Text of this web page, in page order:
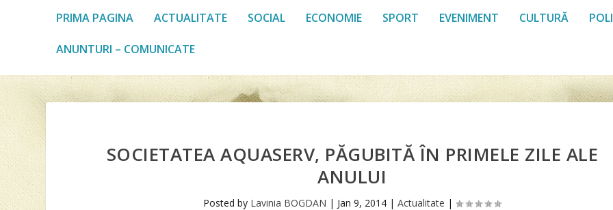
PRIMA PAGINA ACTUALITATE SOCIAL ECONOMIE SPORT EVENIMENT CULTURĂ
ANUNTURI – COMUNICATE
SOCIETATEA AQUASERV, PĂGUBITĂ ÎN PRIMELE ZILE ALE
ANULUI
Posted by Lavinia BOGDAN | Jan 9, 2014 |Actualitate |